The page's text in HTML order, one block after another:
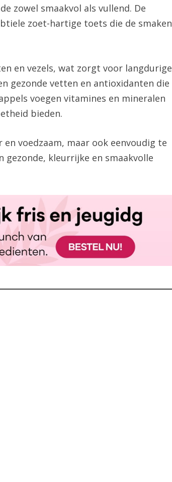
zowel smaakvol als vullend. De
zoet-hartige toets die de smaken
en vezels, wat zorgt voor langdurige
gezonde vetten en antioxidanten die
voegen vitamines en mineralen
bieden.
en voedzaam, maar ook eenvoudig te
gezonde, kleurrijke en smaakvolle